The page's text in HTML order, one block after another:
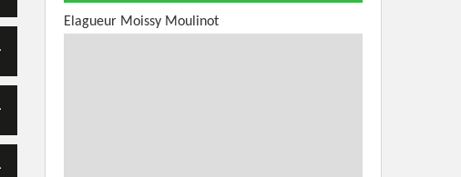
Elagueur Moissy Moulinot